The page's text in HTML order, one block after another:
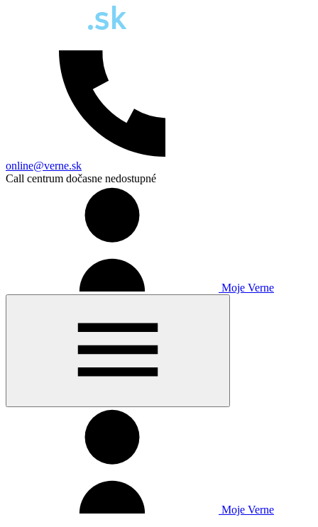
online@verne.sk
Call centrum dočasne nedostupné
Moje Verne
Moje Verne